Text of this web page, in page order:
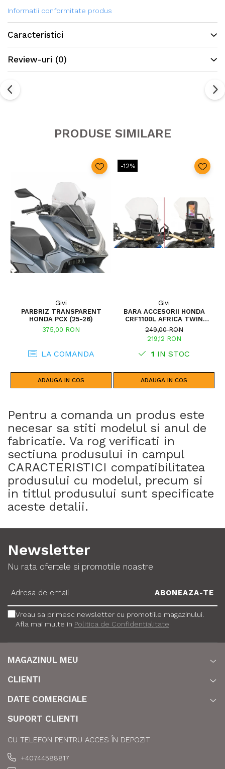
Informatii conformitate produs
Caracteristici
Review-uri (0)
PRODUSE SIMILARE
Givi
PARBRIZ TRANSPARENT
HONDA PCX (25-26)
375,00 RON
LA COMANDA
ADAUGA IN COS
-12%
Givi
BARA ACCESORII HONDA
CRF1100L AFRICA TWIN
ADVENTURE SPORTS (20 - 23)
CRF1100L AFRICA TWIN
ADVENTURE SPORTS (24)
CRF1100L AFRICA TWIN (20 -
249,00 RON
219,12 RON
1 IN STOC
ADAUGA IN COS
Pentru a comanda un produs este
necesar sa stiti modelul si anul de
fabricatie. Va rog verificati in
sectiuna produsului in campul
CARACTERISTICI compatibilitatea
produsului cu modelul, precum si
in titlul produsului sunt specificate
aceste detalii.
Newsletter
Nu rata ofertele si promotiile noastre
Vreau sa primesc newsletter cu promotiile magazinului.
Afla mai multe in Politica de Confidentialitate
MAGAZINUL MEU
CLIENTI
DATE COMERCIALE
SUPORT CLIENTI
CU TELEFON PENTRU ACCES ÎN DEPOZIT
+40744588817